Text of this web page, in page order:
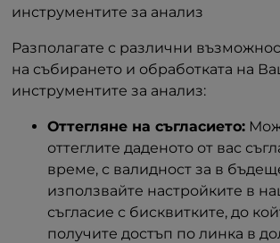
инструментите за анализ
Разполагате с различни
на събирането и обработката на
инструментите за анализ:
Оттегляне на съгласието:
оттеглите даденото от вас
време, с валидност за в
използвайте настройките в
съгласие с бисквитките, до
получите достъп по линка в